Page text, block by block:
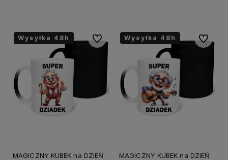
Wysyłka 48h
Wysyłka 48h
Wysyłka 48h
MAGICZNY KUBEK na DZIEŃ
Do ulubionychWysyłka 48h
Wysyłka 48h
Wysyłka 48h
MAGICZNY KUBEK na DZIEŃ
Do